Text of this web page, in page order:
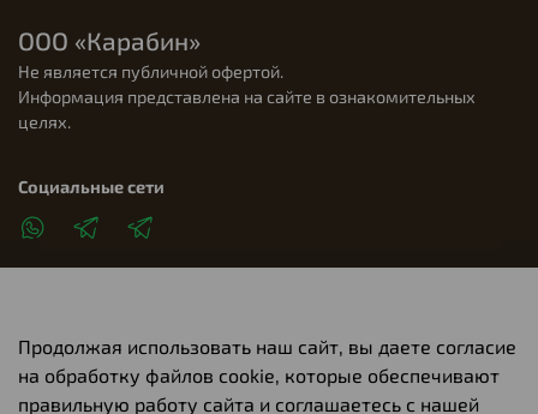
Клиентам
ООО «Карабин»
Не является публичной офертой.
Информация представлена на сайте в ознакомительных
целях.
Социальные сети
Продолжая использовать наш сайт, вы даете согласие
на обработку файлов cookie, которые обеспечивают
правильную работу сайта и соглашаетесь с нашей